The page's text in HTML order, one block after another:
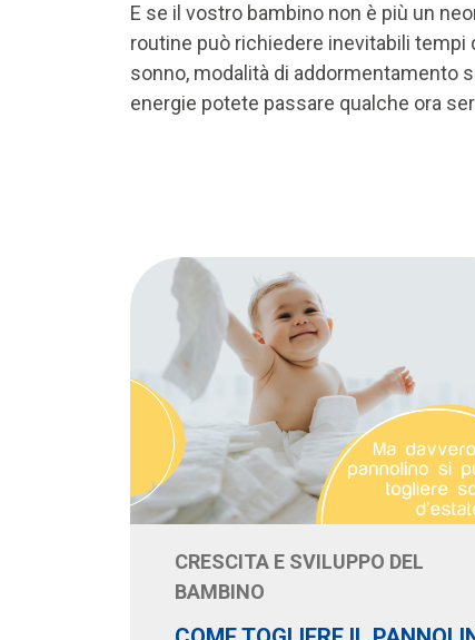
E se il vostro bambino non è più un
routine può richiedere inevitabili tempi
sonno, modalità di addormentamento
energie potete passare qualche ora
CRESCITA E SVILUPPO DEL
BAMBINO